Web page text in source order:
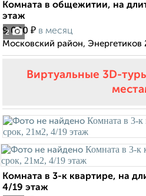
2
Комната в общежитии, на
этаж
9 000 ₽ в месяц
Московский район, Энергетиков
Виртуальные 3D-
Комната в 3-к квартире, на
4/19 этаж